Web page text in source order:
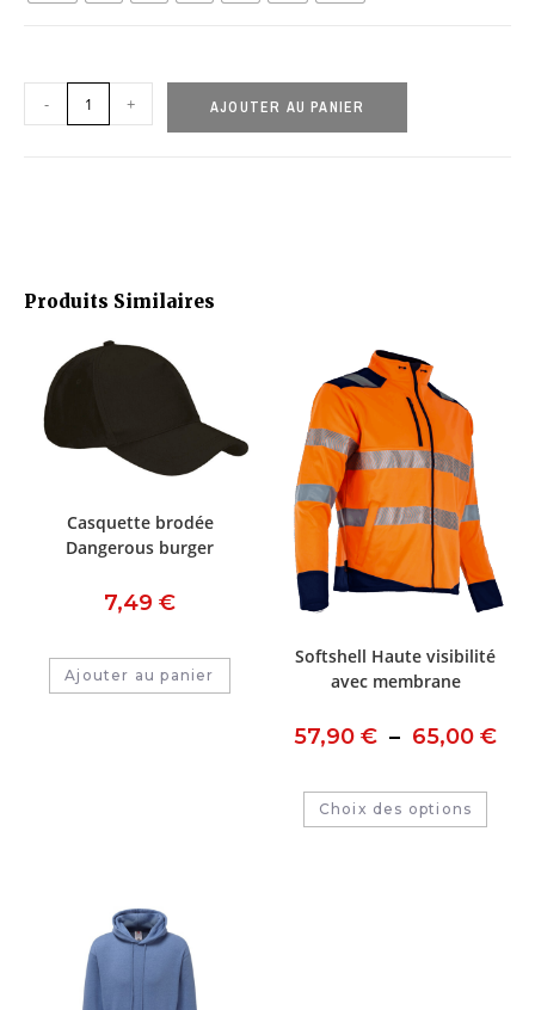
- + AJOUTER AU PANIER
Produits Similaires
Casquette brodée
Dangerous burger
7,49 €
Ajouter au panier
Softshell Haute visibilité
avec membrane
57,90 € – 65,00 €
Choix des options